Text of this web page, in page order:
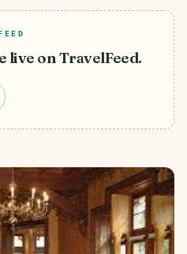
live on TravelFeed.